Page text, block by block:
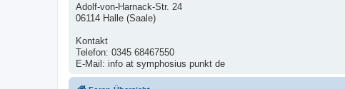
Adolf-von-Harnack-Str. 24
06114 Halle (Saale)
Kontakt
Telefon: 0345 68467550
E-Mail: info at symphosius punkt de